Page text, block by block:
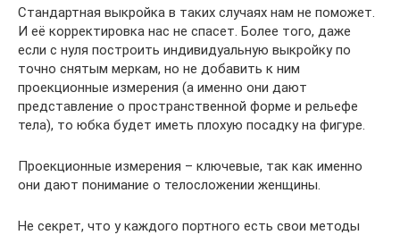
Стандартная выкройка в таких случаях нам не поможет.
И её корректировка нас не спасет. Более того, даже
если с нуля построить индивидуальную выкройку по
точно снятым меркам, но не добавить к ним
проекционные измерения (а именно они дают
представление о пространственной форме и рельефе
тела), то юбка будет иметь плохую посадку на фигуре.
Проекционные измерения – ключевые, так как именно
они дают понимание о телосложении женщины.
Не секрет, что у каждого портного есть свои методы